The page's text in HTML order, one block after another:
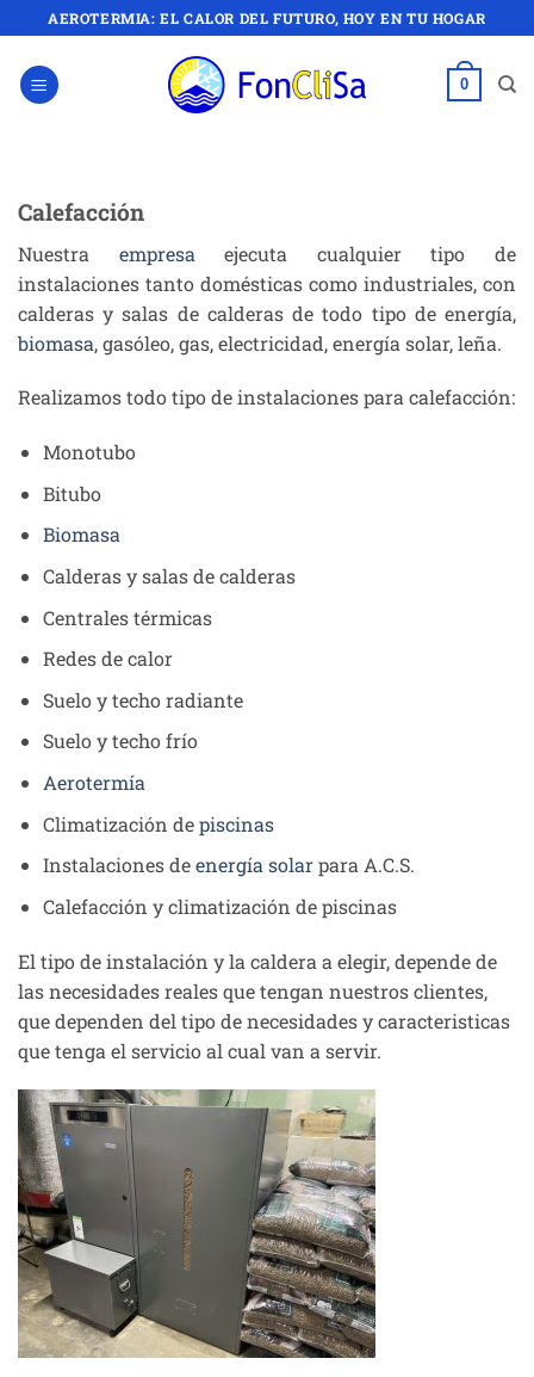
Saltar
al
contenido
AEROTERMIA: EL CALOR DEL FUTURO, HOY EN TU HOGAR
0
Calefacción
Nuestra empresa ejecuta cualquier tipo de
instalaciones tanto domésticas como industriales, con
calderas y salas de calderas de todo tipo de energía,
biomasa, gasóleo, gas, electricidad, energía solar, leña.
Realizamos todo tipo de instalaciones para calefacción:
Monotubo
Bitubo
Biomasa
Calderas y salas de calderas
Centrales térmicas
Redes de calor
Suelo y techo radiante
Suelo y techo frío
Aerotermía
Climatización depiscinas
Instalaciones deenergía solarpara A.C.S.
Calefacción y climatización de piscinas
El tipo de instalación y la caldera a elegir, depende de
las necesidades reales que tengan nuestros clientes,
que dependen del tipo de necesidades y caracteristicas
que tenga el servicio al cual van a servir.